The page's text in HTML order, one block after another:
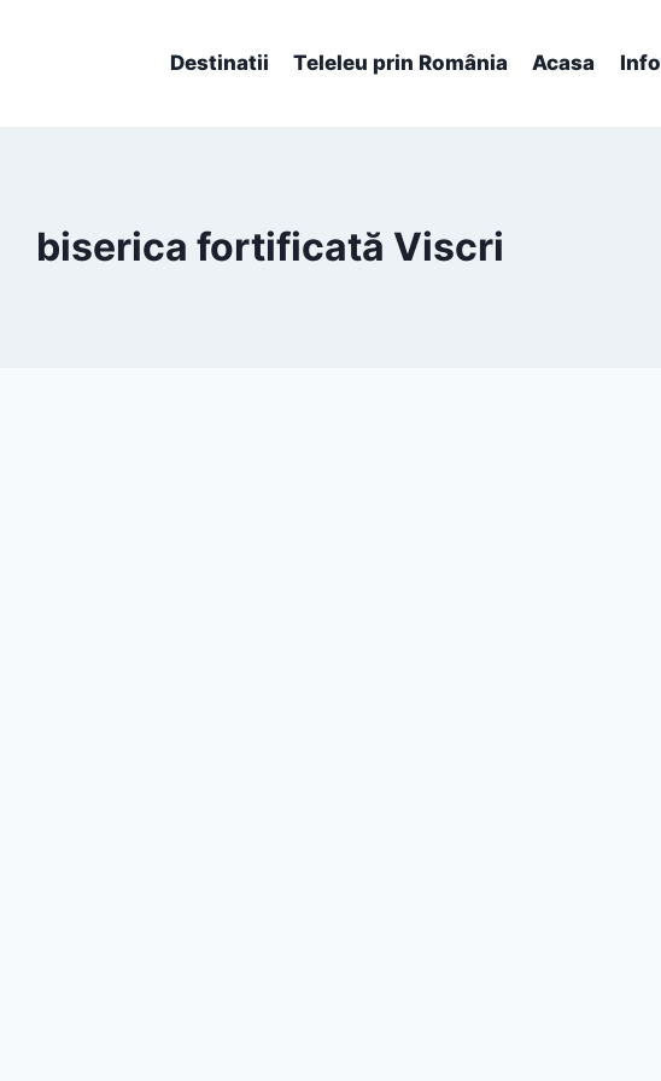
Destinatii Teleleu prin România Acasa Info
biserica fortificată Viscri